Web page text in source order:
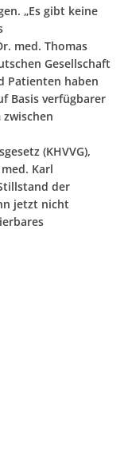
„Es gibt keine
med. Thomas
Gesellschaft
Patienten haben
Basis verfügbarer
(KHVVG),
Karl
der
jetzt nicht